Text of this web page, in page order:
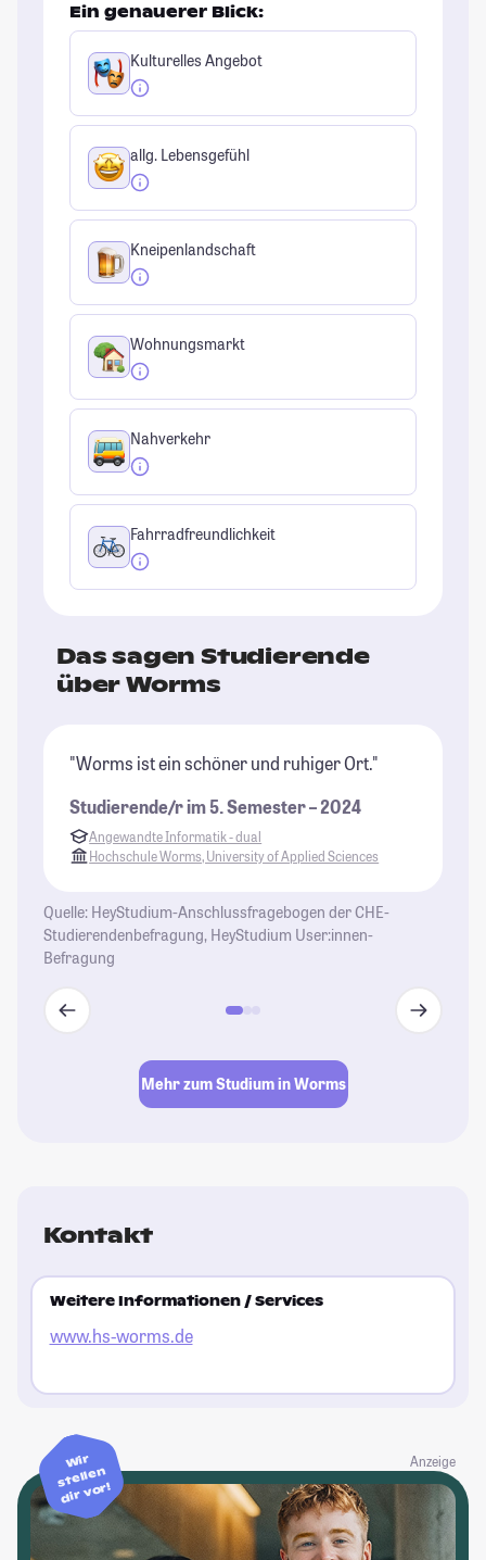
Ein genauerer Blick:
Kulturelles Angebot
allg. Lebensgefühl
Kneipenlandschaft
Wohnungsmarkt
Nahverkehr
Fahrradfreundlichkeit
Das sagen Studierende
über Worms
"Worms ist ein schöner und ruhiger Ort."
Studierende/r im 5. Semester – 2024
Angewandte Informatik - dual
Hochschule Worms, University of Applied Sciences
Quelle: HeyStudium-Anschlussfragebogen der CHE-
Studierendenbefragung, HeyStudium User:innen-
Befragung
Mehr zum Studium in Worms
Kontakt
Weitere Informationen / Services
www.hs-worms.de
Anzeige
Wir
stellen
dir vor!